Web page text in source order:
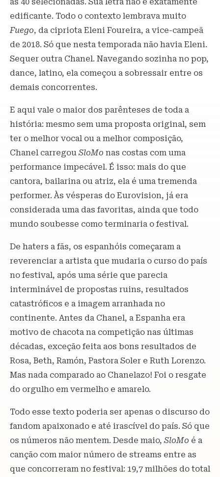
as 40 selecionadas. Sua letra não é exatamente
edificante. Todo o contexto lembrava muito
Fuego, da cipriota Eleni Foureira, a vice-campeã
de 2018. Só que nesta temporada não havia Eleni.
Sequer outra Chanel. Navegando sozinha no pop,
dance, latino, ela começou a sobressair entre os
demais concorrentes.
E aqui vale o maior dos parênteses de toda a
história: mesmo sem uma proposta original, sem
ter o melhor vocal ou a melhor composição,
Chanel carregou SloMo nas costas com uma
performance impecável. É isso: mais do que
cantora, bailarina ou atriz, ela é uma tremenda
performer. Às vésperas do Eurovision, já era
considerada uma das favoritas, ainda que todo
mundo soubesse como terminaria o festival.
De haters a fãs, os espanhóis começaram a
reverenciar a artista que mudaria o curso do país
no festival, após uma série que parecia
interminável de propostas ruins, resultados
catastróficos e a imagem arranhada no
continente. Antes da Chanel, a Espanha era
motivo de chacota na competição nas últimas
décadas, exceção feita aos bons resultados de
Rosa, Beth, Ramón, Pastora Soler e Ruth Lorenzo.
Mas nada comparado ao Chanelazo! Foi o resgate
do orgulho em vermelho e amarelo.
Todo esse texto poderia ser apenas o discurso do
fandom apaixonado e até irascível do país. Só que
os números não mentem. Desde maio, SloMo é a
canção com maior número de streams entre as
que concorreram no festival: 19,7 milhões do total